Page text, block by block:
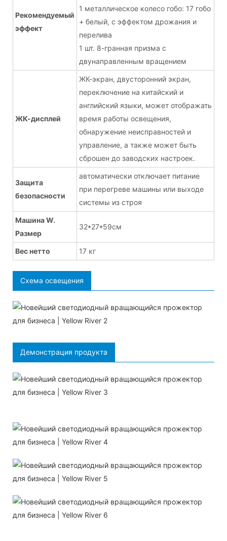
Рекомендуемый
эффект
1 металлическое колесо гобо: 17 гобо
+ белый, с эффектом дрожания и
перелива
1 шт. 8-гранная призма с
двунаправленным вращением
ЖК-дисплей
ЖК-экран, двусторонний экран,
переключение на китайский и
английский языки, может отображать
время работы освещения,
обнаружение неисправностей и
управление, а также может быть
сброшен до заводских настроек.
Защита
безопасности
автоматически отключает питание
при перегреве машины или выходе
системы из строя
Машина W.
Размер
32*27*59см
Вес нетто 17 кг
Схема освещения
Демонстрация продукта